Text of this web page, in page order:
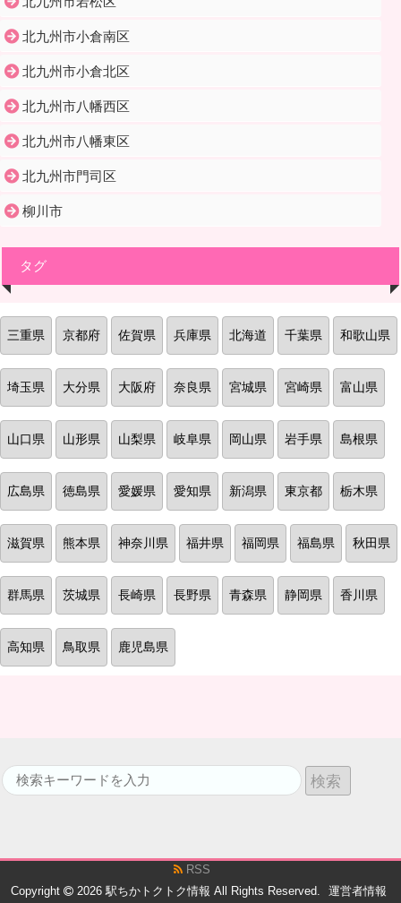
北九州市小倉南区
北九州市小倉北区
北九州市八幡西区
北九州市八幡東区
北九州市門司区
柳川市
タグ
三重県 京都府 佐賀県 兵庫県 北海道 千葉県 和歌山県
埼玉県 大分県 大阪府 奈良県 宮城県 宮崎県 富山県
山口県 山形県 山梨県 岐阜県 岡山県 岩手県 島根県
広島県 徳島県 愛媛県 愛知県 新潟県 東京都 栃木県
滋賀県 熊本県 神奈川県 福井県 福岡県 福島県 秋田県
群馬県 茨城県 長崎県 長野県 青森県 静岡県 香川県
高知県 鳥取県 鹿児島県
RSS
Copyright
2026 駅ちかトクトク情報 All Rights Reserved. 運営者情報